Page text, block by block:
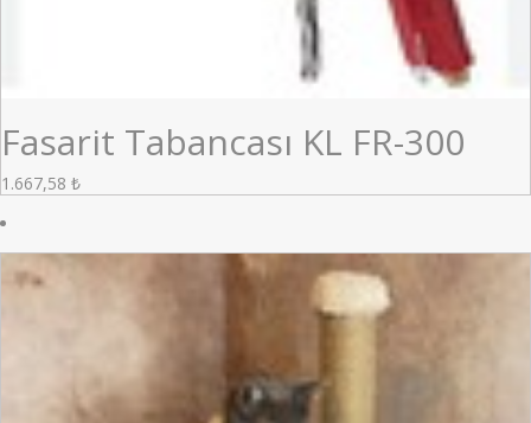
Fasarit Tabancası KL FR-300
1.667,58 ₺